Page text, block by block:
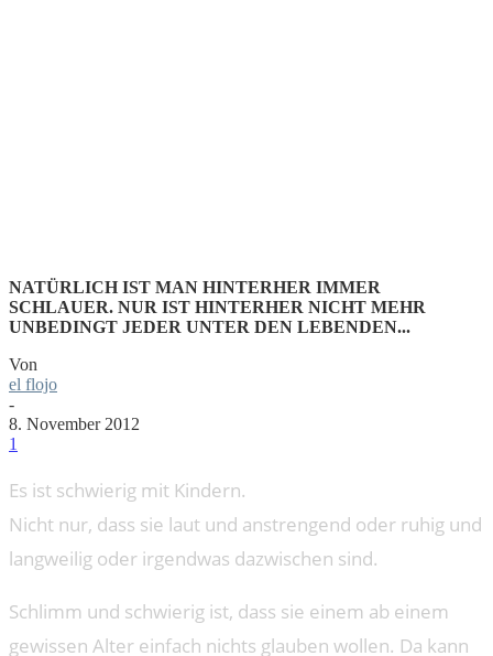
NATÜRLICH IST MAN HINTERHER IMMER
SCHLAUER. NUR IST HINTERHER NICHT MEHR
UNBEDINGT JEDER UNTER DEN LEBENDEN...
Von
el flojo
-
8. November 2012
1
Es ist schwierig mit Kindern.
Nicht nur, dass sie laut und anstrengend oder ruhig und
langweilig oder irgendwas dazwischen sind.
Schlimm und schwierig ist, dass sie einem ab einem
gewissen Alter einfach nichts glauben wollen. Da kann